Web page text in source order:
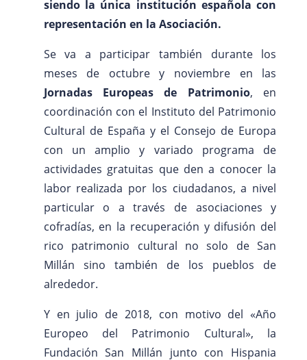
siendo la única institución española con
representación en la Asociación.
Se va a participar también durante los
meses de octubre y noviembre en las
Jornadas Europeas de Patrimonio, en
coordinación con el Instituto del Patrimonio
Cultural de España y el Consejo de Europa
con un amplio y variado programa de
actividades gratuitas que den a conocer la
labor realizada por los ciudadanos, a nivel
particular o a través de asociaciones y
cofradías, en la recuperación y difusión del
rico patrimonio cultural no solo de San
Millán sino también de los pueblos de
alrededor.
Y en julio de 2018, con motivo del «Año
Europeo del Patrimonio Cultural», la
Fundación San Millán junto con Hispania